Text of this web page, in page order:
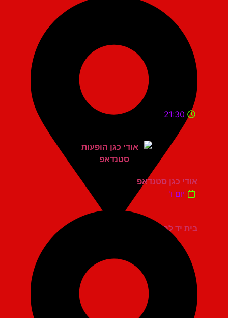
בית יד לבנים אשדוד
21:30
אודי כגן סטנדאפ
יום ו'